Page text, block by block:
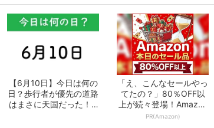
【6月10日】今日は何の
日？歩行者が優先の道路
はまさに天国だった！ -
「え、こんなセールやっ
てたの？」80％OFF以
上が続々登場！Amazon
の本気が...
PR(Amazon)